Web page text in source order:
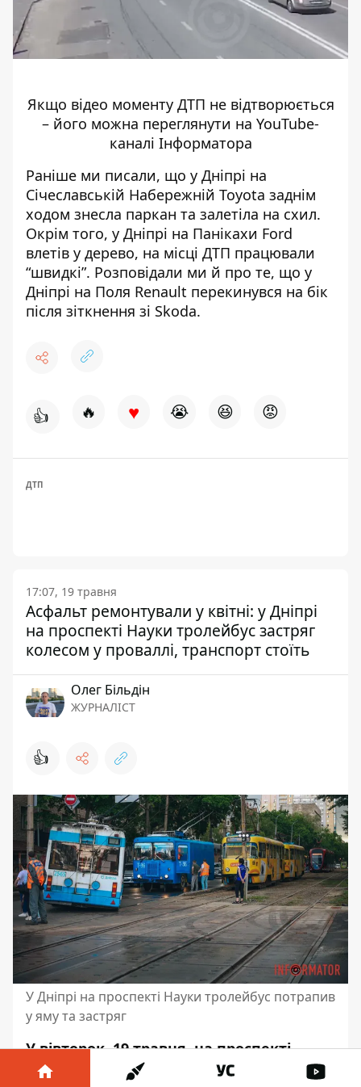
Якщо відео моменту ДТП не відтворюється
– його можна переглянути на YouTube-
каналі Інформатора
Раніше ми писали, що у Дніпрі на
Січеславській Набережній Toyota заднім
ходом знесла паркан та залетіла на схил.
Окрім того, у Дніпрі на Панікахи Ford
влетів у дерево, на місці ДТП працювали
“швидкі”. Розповідали ми й про те, що у
Дніпрі на Поля Renault перекинувся на бік
після зіткнення зі Skoda.
👍 🔥 ♥ 😭 😆 😡
ДТП
17:07, 19 травня
Асфальт ремонтували у квітні: у Дніпрі
на проспекті Науки тролейбус застряг
колесом у проваллі, транспорт стоїть
Олег Більдін
ЖУРНАЛІСТ
👍
У Дніпрі на проспекті Науки тролейбус потрапив
у яму та застряг
У вівторок, 19 травня, на проспекті
Науки сталась ДТП. Тут під заднім